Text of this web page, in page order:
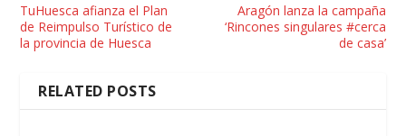
TuHuesca afianza el Plan
de Reimpulso Turístico de
la provincia de Huesca
Aragón lanza la campaña
‘Rincones singulares #cerca
de casa’
RELATED POSTS